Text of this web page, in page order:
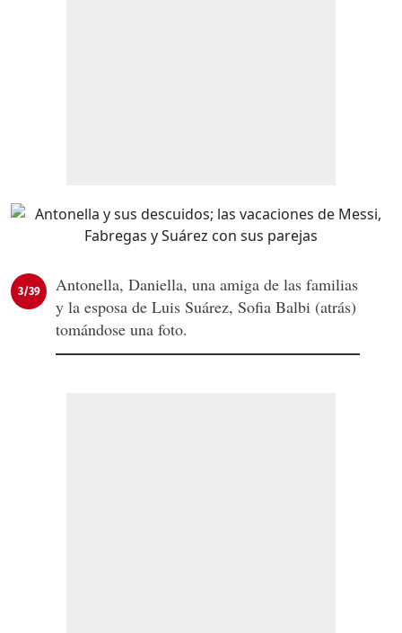
3/39
Antonella, Daniella, una amiga de las familias
y la esposa de Luis Suárez, Sofia Balbi (atrás)
tomándose una foto.